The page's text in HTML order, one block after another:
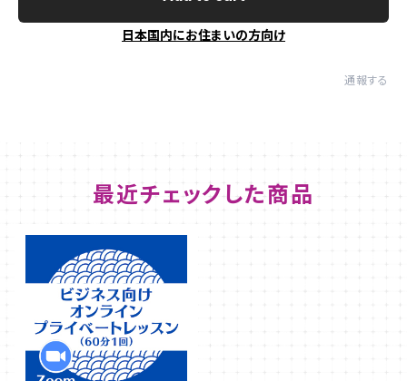
日本国内にお住まいの方向け
通報する
最近チェックした商品